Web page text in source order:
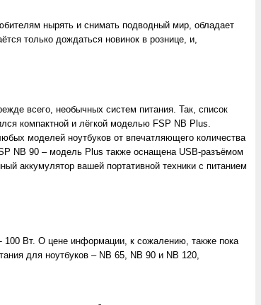
нырять и снимать подводный мир, обладает
только дождаться новинок в рознице, и,
всего, необычных систем питания. Так, список
компактной и лёгкой моделью FSP NB Plus.
моделей ноутбуков от впечатляющего количества
NB 90 – модель Plus также оснащена USB-разъёмом
аккумулятор вашей портативной техники с питанием
Вт. О цене информации, к сожалению, также пока
для ноутбуков – NB 65, NB 90 и NB 120,